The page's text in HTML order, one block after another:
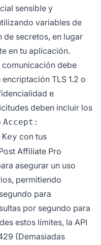
sensible y
variables de
de secretos, en lugar
en tu aplicación.
comunicación debe
TLS 1.2 o
e
deben incluir los
Accept:
con tus
Affiliate Pro
asegurar un uso
permitiendo
para
por segundo para
estos límites, la API
(Demasiadas